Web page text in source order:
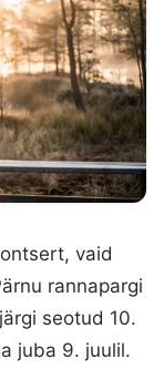
vaid
rannapargi
seotud 10.
juba 9. juulil.